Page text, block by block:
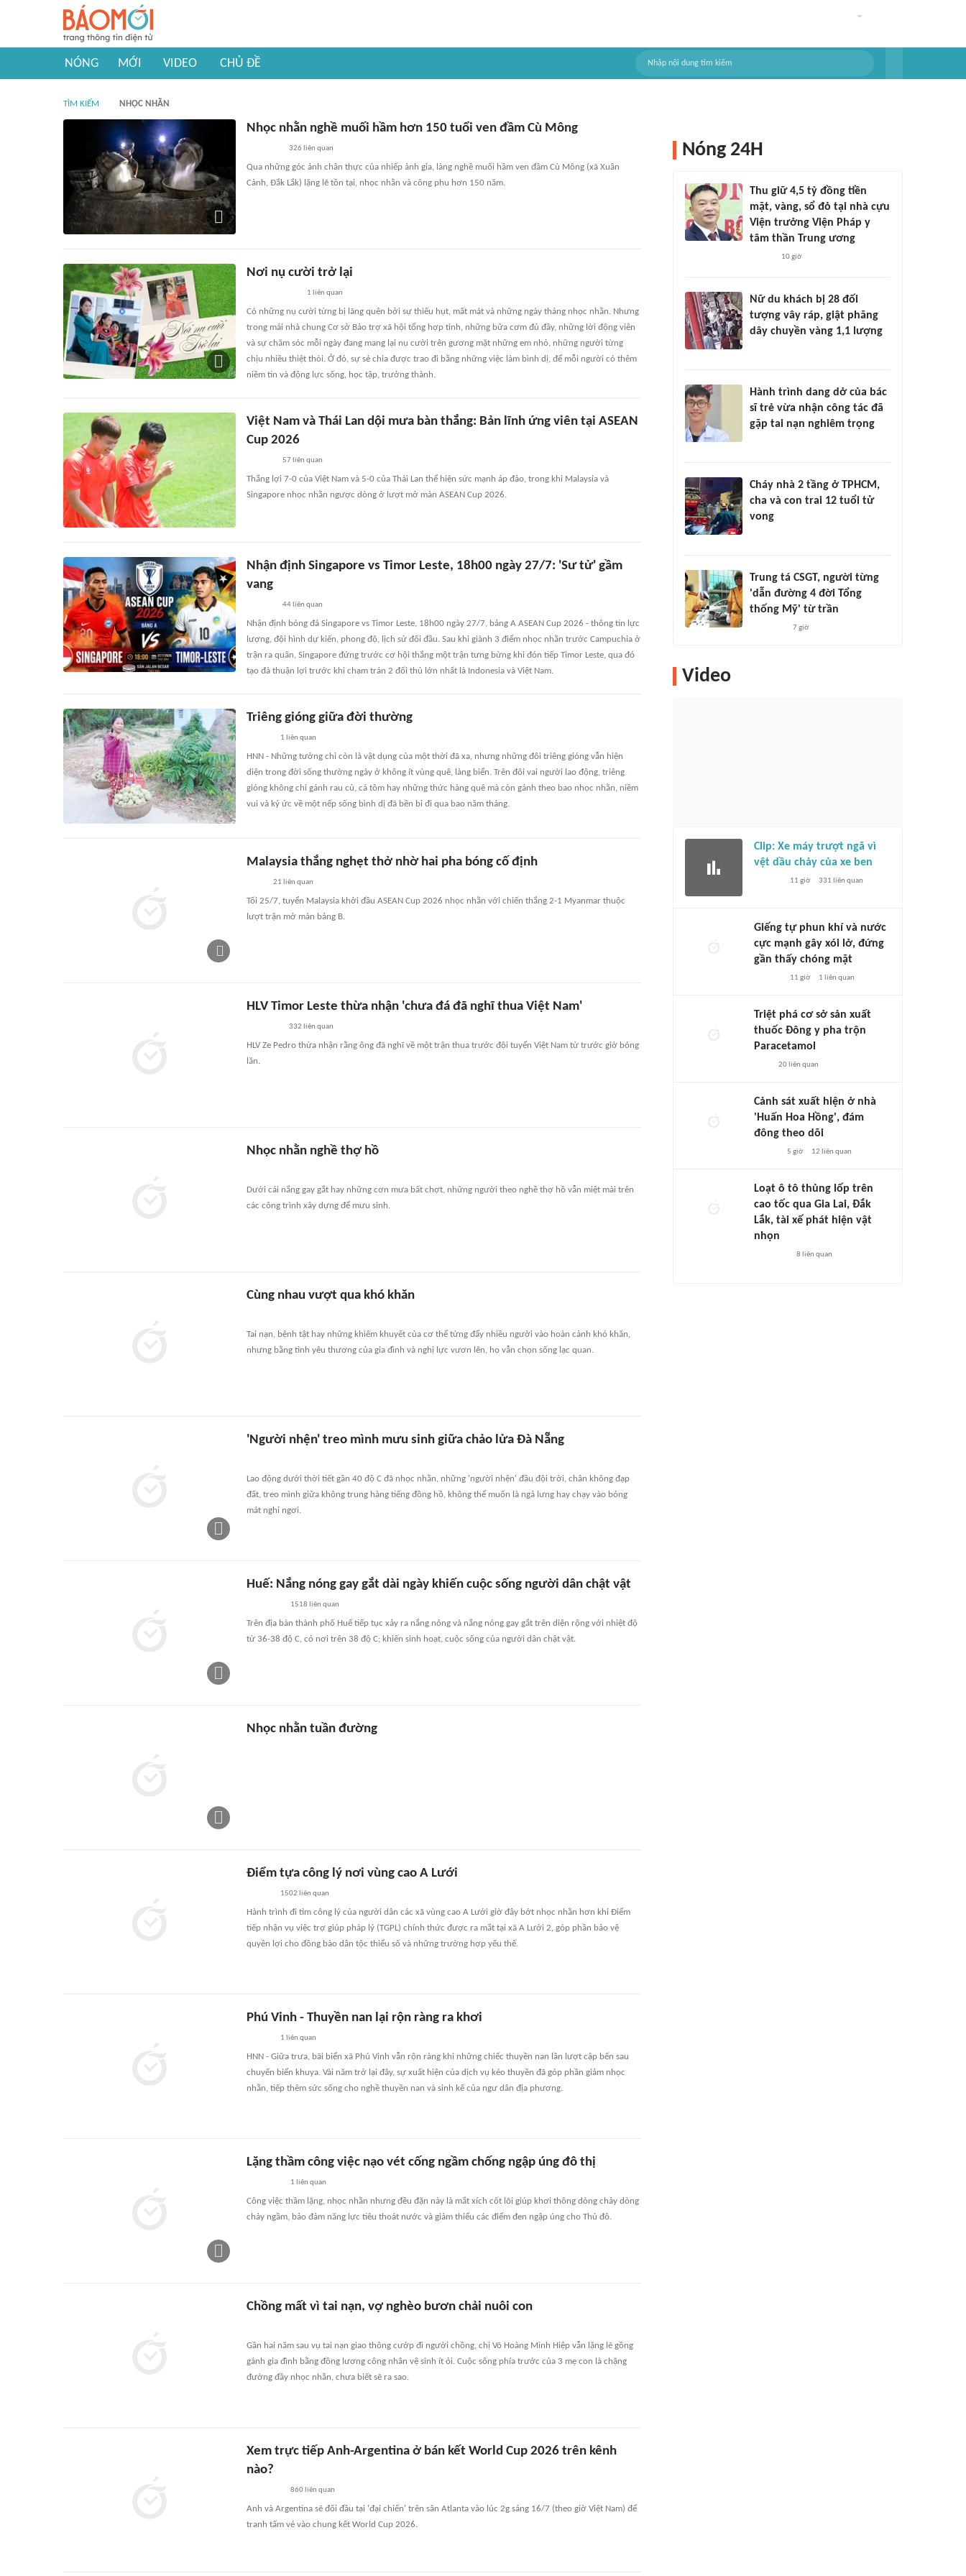
NÓNG MỚI VIDEO CHỦ ĐỀ
TÌM KIẾM NHỌC NHẰN
Nhọc nhằn nghề muối hầm hơn 150 tuổi ven đầm Cù Mông
326 liên quan
Qua những góc ảnh chân thực của nhiếp ảnh gia, làng nghề muối hầm ven đầm Cù Mông (xã Xuân
Cảnh, Đắk Lắk) lặng lẽ tồn tại, nhọc nhằn và công phu hơn 150 năm.
Nơi nụ cười trở lại
1 liên quan
Có những nụ cười từng bị lãng quên bởi sự thiếu hụt, mất mát và những ngày tháng nhọc nhằn. Nhưng
trong mái nhà chung Cơ sở Bảo trợ xã hội tổng hợp tỉnh, những bữa cơm đủ đầy, những lời động viên
và sự chăm sóc mỗi ngày đang mang lại nụ cười trên gương mặt những em nhỏ, những người từng
chịu nhiều thiệt thòi. Ở đó, sự sẻ chia được trao đi bằng những việc làm bình dị, để mỗi người có thêm
niềm tin và động lực sống, học tập, trưởng thành.
Việt Nam và Thái Lan dội mưa bàn thắng: Bản lĩnh ứng viên tại ASEAN
Cup 2026
57liên quan
Thắng lợi 7-0 của Việt Nam và 5-0 của Thái Lan thể hiện sức mạnh áp đảo, trong khi Malaysia và
Singapore nhọc nhằn ngược dòng ở lượt mở màn ASEAN Cup 2026.
Nhận định Singapore vs Timor Leste, 18h00 ngày 27/7: 'Sư tử' gầm
vang
44liên quan
Nhận định bóng đá Singapore vs Timor Leste, 18h00 ngày 27/7, bảng A ASEAN Cup 2026 - thông tin lực
lượng, đội hình dự kiến, phong độ, lịch sử đối đầu. Sau khi giành 3 điểm nhọc nhằn trước Campuchia ở
trận ra quân, Singapore đứng trước cơ hội thắng một trận tưng bừng khi đón tiếp Timor Leste, qua đó
tạo đà thuận lợi trước khi chạm trán 2 đối thủ lớn nhất là Indonesia và Việt Nam.
Triêng gióng giữa đời thường
1 liên quan
HNN - Những tưởng chỉ còn là vật dụng của một thời đã xa, nhưng những đôi triêng gióng vẫn hiện
diện trong đời sống thường ngày ở không ít vùng quê, làng biển. Trên đôi vai người lao động, triêng
gióng không chỉ gánh rau củ, cá tôm hay những thức hàng quê mà còn gánh theo bao nhọc nhằn, niềm
vui và ký ức về một nếp sống bình dị đã bền bỉ đi qua bao năm tháng.
Malaysia thắng nghẹt thở nhờ hai pha bóng cố định
21 liên quan
Tối 25/7, tuyển Malaysia khởi đầu ASEAN Cup 2026 nhọc nhằn với chiến thắng 2-1 Myanmar thuộc
lượt trận mở màn bảng B.
HLV Timor Leste thừa nhận 'chưa đá đã nghĩ thua Việt Nam'
332 liên quan
HLV Ze Pedro thừa nhận rằng ông đã nghĩ về một trận thua trước đội tuyển Việt Nam từ trước giờ bóng
lăn.
Nhọc nhằn nghề thợ hồ
Dưới cái nắng gay gắt hay những cơn mưa bất chợt, những người theo nghề thợ hồ vẫn miệt mài trên
các công trình xây dựng để mưu sinh.
Cùng nhau vượt qua khó khăn
Tai nạn, bệnh tật hay những khiếm khuyết của cơ thể từng đẩy nhiều người vào hoàn cảnh khó khăn,
nhưng bằng tình yêu thương của gia đình và nghị lực vươn lên, họ vẫn chọn sống lạc quan.
'Người nhện' treo mình mưu sinh giữa chảo lửa Đà Nẵng
Lao động dưới thời tiết gần 40 độ C đã nhọc nhằn, những 'người nhện' đầu đội trời, chân không đạp
đất, treo mình giữa không trung hàng tiếng đồng hồ, không thể muốn là ngả lưng hay chạy vào bóng
mát nghỉ ngơi.
Huế: Nắng nóng gay gắt dài ngày khiến cuộc sống người dân chật vật
1518 liên quan
Trên địa bàn thành phố Huế tiếp tục xảy ra nắng nóng và nắng nóng gay gắt trên diện rộng với nhiệt độ
từ 36-38 độ C, có nơi trên 38 độ C; khiến sinh hoạt, cuộc sống của người dân chật vật.
Nhọc nhằn tuần đường
Điểm tựa công lý nơi vùng cao A Lưới
1502 liên quan
Hành trình đi tìm công lý của người dân các xã vùng cao A Lưới giờ đây bớt nhọc nhằn hơn khi Điểm
tiếp nhận vụ việc trợ giúp pháp lý (TGPL) chính thức được ra mắt tại xã A Lưới 2, góp phần bảo vệ
quyền lợi cho đồng bào dân tộc thiểu số và những trường hợp yếu thế.
Phú Vinh - Thuyền nan lại rộn ràng ra khơi
1 liên quan
HNN - Giữa trưa, bãi biển xã Phú Vinh vẫn rộn ràng khi những chiếc thuyền nan lần lượt cập bến sau
chuyến biển khuya. Vài năm trở lại đây, sự xuất hiện của dịch vụ kéo thuyền đã góp phần giảm nhọc
nhằn, tiếp thêm sức sống cho nghề thuyền nan và sinh kế của ngư dân địa phương.
Lặng thầm công việc nạo vét cống ngầm chống ngập úng đô thị
1 liên quan
Công việc thầm lặng, nhọc nhằn nhưng đều đặn này là mắt xích cốt lõi giúp khơi thông dòng chảy dòng
chảy ngầm, bảo đảm năng lực tiêu thoát nước và giảm thiểu các điểm đen ngập úng cho Thủ đô.
Chồng mất vì tai nạn, vợ nghèo bươn chải nuôi con
Gần hai năm sau vụ tai nạn giao thông cướp đi người chồng, chị Võ Hoàng Minh Hiệp vẫn lặng lẽ gồng
gánh gia đình bằng đồng lương công nhân vệ sinh ít ỏi. Cuộc sống phía trước của 3 mẹ con là chặng
đường đầy nhọc nhằn, chưa biết sẽ ra sao.
Xem trực tiếp Anh-Argentina ở bán kết World Cup 2026 trên kênh
nào?
860liên quan
Anh và Argentina sẽ đối đầu tại 'đại chiến' trên sân Atlanta vào lúc 2g sáng 16/7 (theo giờ Việt Nam) để
tranh tấm vé vào chung kết World Cup 2026.
Nóng 24H
Thu giữ 4,5 tỷ đồng tiền
mặt, vàng, sổ đỏ tại nhà cựu
Viện trưởng Viện Pháp y
tâm thần Trung ương
10 giờ
Nữ du khách bị 28 đối
tượng vây ráp, giật phăng
dây chuyền vàng 1,1 lượng
Hành trình dang dở của bác
sĩ trẻ vừa nhận công tác đã
gặp tai nạn nghiêm trọng
Cháy nhà 2 tầng ở TPHCM,
cha và con trai 12 tuổi tử
vong
Trung tá CSGT, người từng
'dẫn đường 4 đời Tổng
thống Mỹ' từ trần
7 giờ
Video
Clip: Xe máy trượt ngã vì
vệt dầu chảy của xe ben
11 giờ 331 liên quan
Giếng tự phun khí và nước
cực mạnh gây xói lở, đứng
gần thấy chóng mặt
11 giờ 1 liên quan
Triệt phá cơ sở sản xuất
thuốc Đông y pha trộn
Paracetamol
20liên quan
Cảnh sát xuất hiện ở nhà
'Huấn Hoa Hồng', đám
đông theo dõi
5 giờ 12 liên quan
Loạt ô tô thủng lốp trên
cao tốc qua Gia Lai, Đắk
Lắk, tài xế phát hiện vật
nhọn
8 liên quan